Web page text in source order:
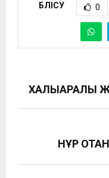
БӨЛІСУ 0
ХАЛЫҚАРАЛЫҚ
НҰР